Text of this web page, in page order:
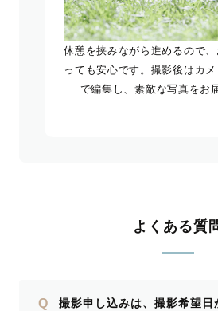
休憩を挟みながら進めるので
っても安心です。撮影後はカ
で編集し、素敵な写真をお
よくある質
Q
撮影申し込みは、撮影希望日